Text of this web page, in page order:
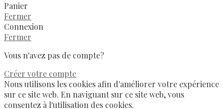
Panier
Fermer
Connexion
Fermer
Vous n'avez pas de compte?
Créer votre compte
Nous utilisons les cookies afin d'améliorer votre expérience
sur ce site web. En naviguant sur ce site web, vous
consentez à l'utilisation des cookies.